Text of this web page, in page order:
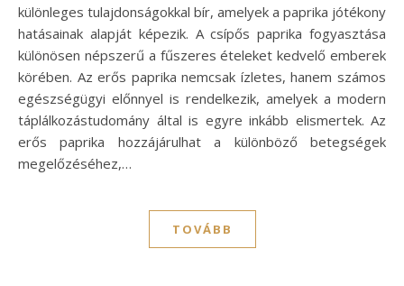
különleges tulajdonságokkal bír, amelyek a paprika jótékony
hatásainak alapját képezik. A csípős paprika fogyasztása
különösen népszerű a fűszeres ételeket kedvelő emberek
körében. Az erős paprika nemcsak ízletes, hanem számos
egészségügyi előnnyel is rendelkezik, amelyek a modern
táplálkozástudomány által is egyre inkább elismertek. Az
erős paprika hozzájárulhat a különböző betegségek
megelőzéséhez,…
TOVÁBB